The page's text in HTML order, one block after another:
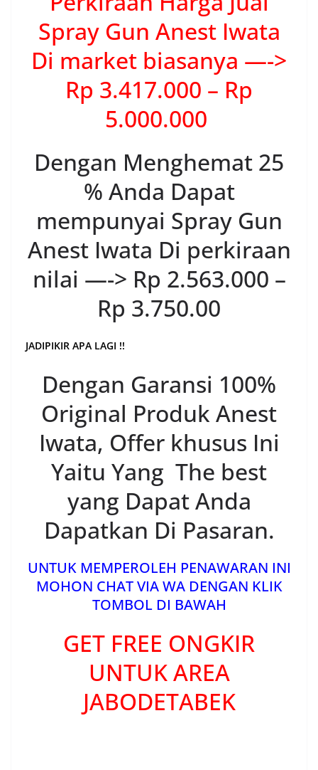
Spray Gun Anest Iwata
Di market biasanya —->
Rp 3.417.000 – Rp
5.000.000
Dengan Menghemat 25
% Anda Dapat
mempunyai Spray Gun
Anest Iwata Di perkiraan
nilai —-> Rp 2.563.000 –
Rp 3.750.00
JADIPIKIR APA LAGI !!
Dengan Garansi 100%
Original Produk Anest
Iwata, Offer khusus Ini
Yaitu Yang The best
yang Dapat Anda
Dapatkan Di Pasaran.
UNTUK MEMPEROLEH PENAWARAN INI
MOHON CHAT VIA WA DENGAN KLIK
TOMBOL DI BAWAH
GET FREE ONGKIR
UNTUK AREA
JABODETABEK